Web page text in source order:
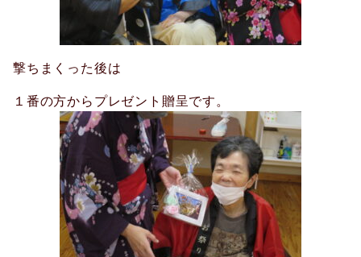
撃ちまくった後は
１番の方からプレゼント贈呈です。